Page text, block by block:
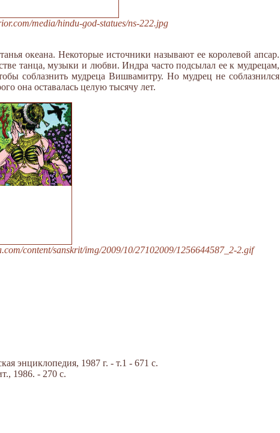
media/hindu-god-statues/ns-222.jpg
океана. Некоторые источники называют ее королевой апсар.
танца, музыки и любви. Индра часто подсылал ее к мудрецам,
соблазнить мудреца Вишвамитру. Но мудрец не соблазнился
она оставалась целую тысячу лет.
content/sanskrit/img/2009/10/27102009/1256644587_2-2.gif
энциклопедия, 1987 г. - т.1 - 671 с.
1986. - 270 c.